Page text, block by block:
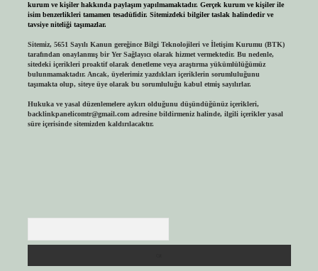
kurum ve kişiler hakkında paylaşım yapılmamaktadır. Gerçek kurum ve kişiler ile
isim benzerlikleri tamamen tesadüfidir. Sitemizdeki bilgiler taslak halindedir ve
tavsiye niteliği taşımazlar.
Sitemiz, 5651 Sayılı Kanun gereğince Bilgi Teknolojileri ve İletişim Kurumu (BTK)
tarafından onaylanmış bir Yer Sağlayıcı olarak hizmet vermektedir. Bu nedenle,
sitedeki içerikleri proaktif olarak denetleme veya araştırma yükümlülüğümüz
bulunmamaktadır. Ancak, üyelerimiz yazdıkları içeriklerin sorumluluğunu
taşımakta olup, siteye üye olarak bu sorumluluğu kabul etmiş sayılırlar.
Hukuka ve yasal düzenlemelere aykırı olduğunu düşündüğünüz içerikleri,
backlinkpanelicomtr@gmail.comadresine bildirmeniz halinde, ilgili içerikler yasal
süre içerisinde sitemizden kaldırılacaktır.